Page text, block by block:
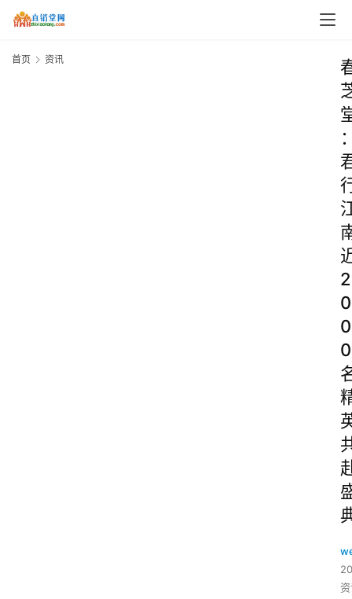
首页 资讯
2
0
0
0